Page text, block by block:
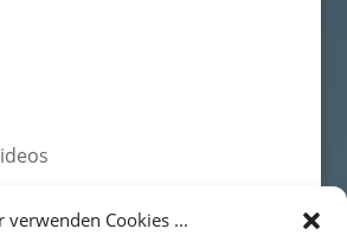
verwenden Cookies ...